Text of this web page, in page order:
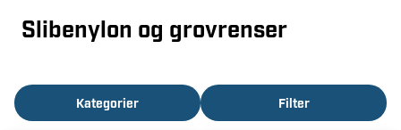
Slibenylon og grovrenser
Kategorier Filter